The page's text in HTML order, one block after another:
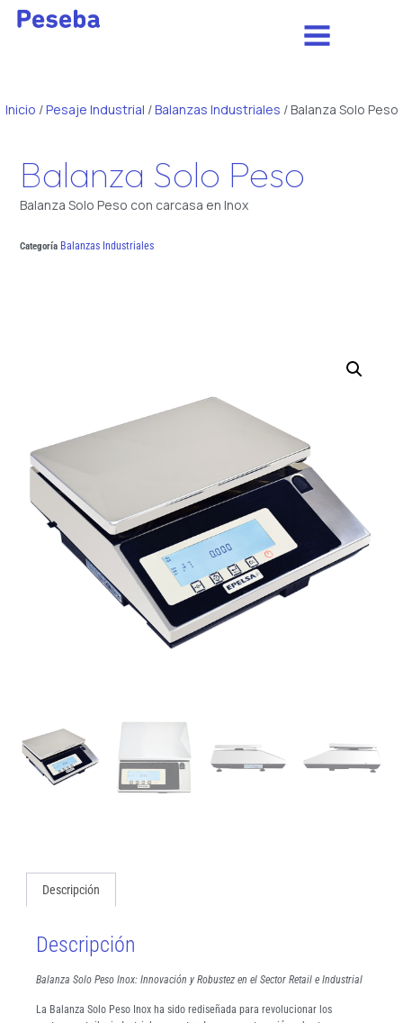
Inicio /Pesaje Industrial /Balanzas Industriales / Balanza Solo Peso
Balanza Solo Peso
Balanza Solo Peso con carcasa en Inox
Categoría Balanzas Industriales
Descripción
Descripción
Balanza Solo Peso Inox: Innovación y Robustez en el Sector Retail e Industrial
La Balanza Solo Peso Inox ha sido rediseñada para revolucionar los